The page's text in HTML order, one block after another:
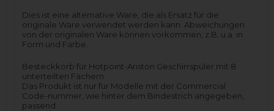
Dies ist eine alternative Ware, die als Ersatz für die
originale Ware verwendet werden kann. Abweichungen
von der originalen Ware können vorkommen, z.B. u.a. in
Form und Farbe.
Besteckkorb für Hotpoint-Ariston Geschirrspüler mit 8
unterteilten Fächern.
Das Produkt ist nur für Modelle mit der Commercial
Code-nummer, wie hinter dem Bindestrich angegeben,
passend.